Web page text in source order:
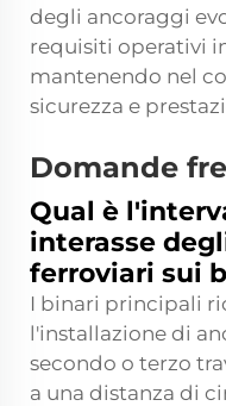
degli ancoraggi
requisiti operativi
mantenendo nel
sicurezza e
Domande
Qual è
interasse
ferroviari sui
I binari principali
l'installazione di
secondo o terzo
a una distanza di